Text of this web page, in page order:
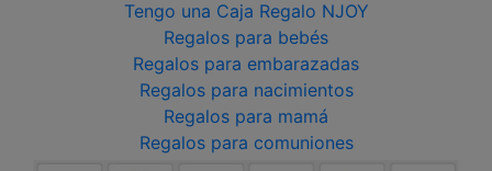
Tengo una Caja Regalo NJOY
Regalos para bebés
Regalos para embarazadas
Regalos para nacimientos
Regalos para mamá
Regalos para comuniones